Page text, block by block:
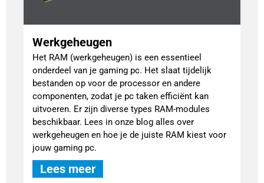
Werkgeheugen
Het RAM (werkgeheugen) is een essentieel
onderdeel van je gaming pc. Het slaat tijdelijk
bestanden op voor de processor en andere
componenten, zodat je pc taken efficiënt kan
uitvoeren. Er zijn diverse types RAM-modules
beschikbaar. Lees in onze blog alles over
werkgeheugen en hoe je de juiste RAM kiest voor
jouw gaming pc.
Lees meer